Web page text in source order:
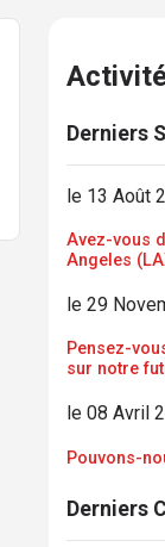
Derniers
le 13 Août
Avez-vous
Angeles
le 29
Pensez-
sur notre
le 08 Avril
Pouvons-
Derniers